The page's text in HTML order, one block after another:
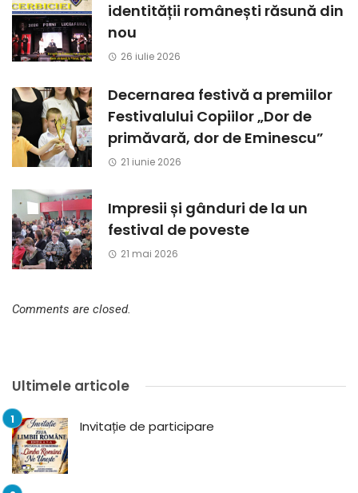
identității românești răsună din
nou
26 iulie 2026
Decernarea festivă a premiilor
Festivalului Copiilor „Dor de
primăvară, dor de Eminescu”
21 iunie 2026
Impresii și gânduri de la un
festival de poveste
21 mai 2026
Comments are closed.
Ultimele articole
Invitație de participare